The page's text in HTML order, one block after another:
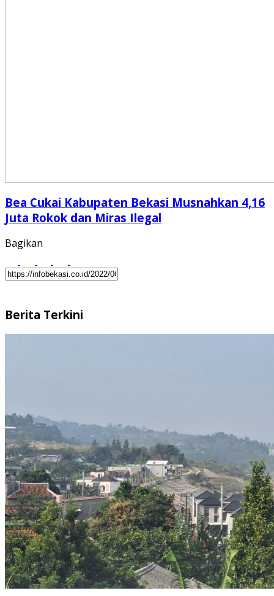
Bea Cukai Kabupaten Bekasi Musnahkan 4,16
Juta Rokok dan Miras Ilegal
Bagikan
Berita Terkini